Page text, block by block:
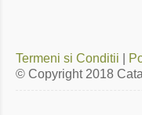
Termeni si Conditii
© Copyright 2018